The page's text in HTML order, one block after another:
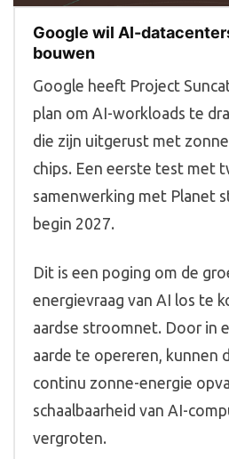
Google wil AI-
bouwen
Google heeft Project
plan om AI-workloads te
die zijn uitgerust met
chips. Een eerste test met
samenwerking met Planet
begin 2027.
Dit is een poging om de
energievraag van AI los te
aardse stroomnet. Door in
aarde te opereren, kunnen
continu zonne-energie
schaalbaarheid van AI-
vergroten.